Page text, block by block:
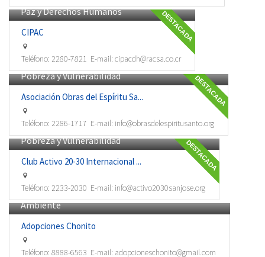
DESTACADA
Paz y Derechos Humanos
CIPAC
Teléfono: 2280-7821 E-mail: cipacdh@racsa.co.cr
DESTACADA
Pobreza y Vulnerabilidad
Asociación Obras del Espíritu Sa...
Teléfono: 2286-1717 E-mail: info@obrasdelespiritusanto.org
DESTACADA
Pobreza y Vulnerabilidad
Club Activo 20-30 Internacional ...
Teléfono: 2233-2030 E-mail: info@activo2030sanjose.org
Ambiente
Adopciones Chonito
Teléfono: 8888-6563 E-mail: adopcioneschonito@gmail.com